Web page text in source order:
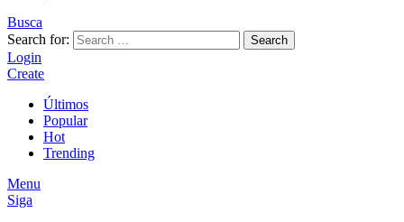
Busca
Search for:
Search
Login
Create
Últimos
Popular
Hot
Trending
Menu
Siga